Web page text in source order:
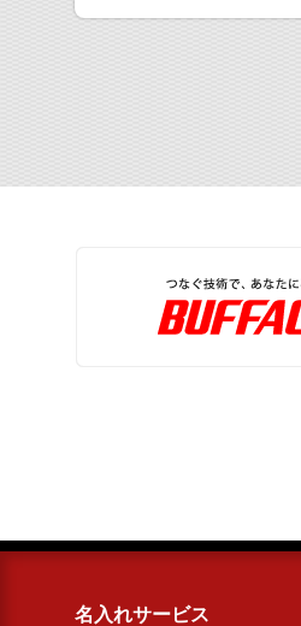
名入れサービス